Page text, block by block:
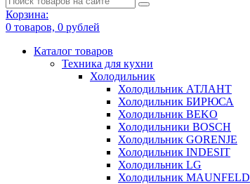
Корзина:
0 товаров, 0 рублей
Каталог товаров
Техника для кухни
Холодильник
Холодильник АТЛАНТ
Холодильник БИРЮСА
Холодильник BEKO
Холодильники BOSCH
Холодильник GORENJE
Холодильник INDESIT
Холодильник LG
Холодильник MAUNFELD